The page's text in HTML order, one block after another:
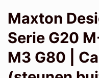
Maxton
Serie G20
M3 G80 |